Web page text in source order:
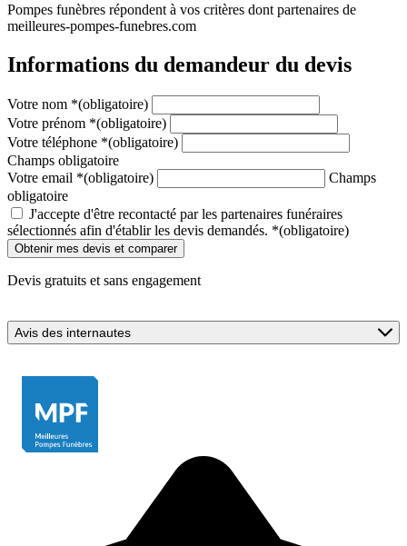
Pompes funèbres répondent à vos critères dont partenaires de
meilleures-pompes-funebres.com
Informations du demandeur du devis
Votre nom *(obligatoire)
Votre prénom *(obligatoire)
Votre téléphone *(obligatoire)
Champs obligatoire
Votre email *(obligatoire)
Champs
obligatoire
J'accepte d'être recontacté par les partenaires funéraires
sélectionnés afin d'établir les devis demandés. *(obligatoire)
Devis gratuits et sans engagement
Avis des internautes